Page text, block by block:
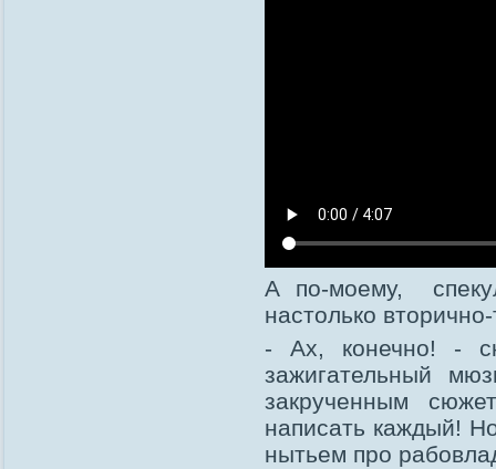
А по-моему,
настолько
- Ах, конечно! -
зажигательный
закрученным
написать каждый!
нытьем про